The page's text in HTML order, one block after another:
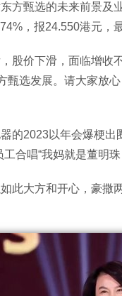
方甄选的未来前景及
，报24.550港元，
股价下滑，面临增收
甄选发展。请大家放
的2023以年会爆梗
合唱“我妈就是董明
此大方和开心，豪撒